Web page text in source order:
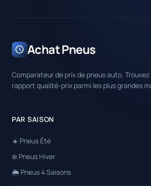
Achat Pneus
Comparateur de prix de pneus auto.
rapport qualité-prix parmi les plus grandes
PAR SAISON
☀️ Pneus Été
❄️ Pneus Hiver
🌦️ Pneus 4 Saisons